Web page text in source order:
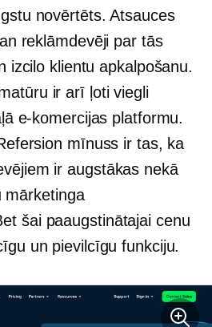
novērtēts. Atsauces
reklāmdevēji par tās
izcilo klientu apkalpošanu.
ir arī ļoti viegli
e-komercijas platformu.
mīnuss ir tas, ka
ir augstākas nekā
mārketinga
šai paaugstinātajai cenu
un pievilcīgu funkciju.